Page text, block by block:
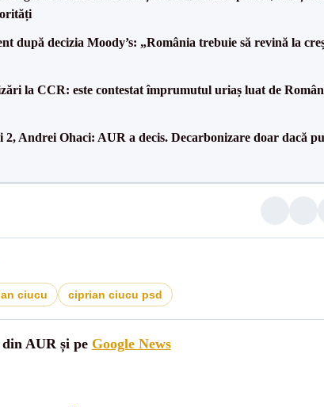
după decizia Moody’s: „România trebuie să revină la
la CCR: este contestat împrumutul uriaș luat de
Andrei Ohaci: AUR a decis. Decarbonizare doar dacă
ciucu ciprian ciucu psd
AUR și pe Google News